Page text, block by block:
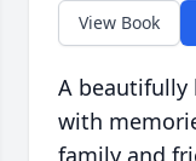
View Book
A beautifully
with
family and